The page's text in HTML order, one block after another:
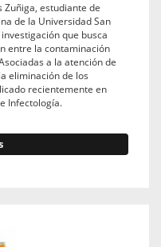
Zuñiga, estudiante de
de la Universidad San
que busca
entre la contaminación
a la atención de
eliminación de los
recientemente en
Infectología.